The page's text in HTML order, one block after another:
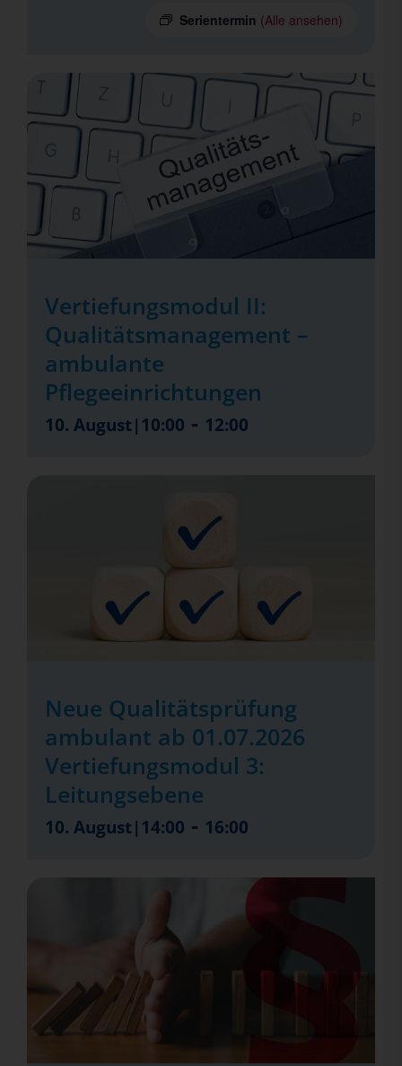
Serientermin (Alle ansehen)
Vertiefungsmodul II:
Qualitätsmanagement –
ambulante
Pflegeeinrichtungen
10. August|10:00 - 12:00
Neue Qualitätsprüfung
ambulant ab 01.07.2026
Vertiefungsmodul 3:
Leitungsebene
10. August|14:00 - 16:00